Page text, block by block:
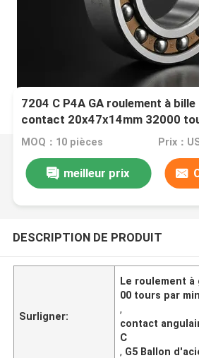
7204 C P4A GA roulement à
contact 20x47x14mm 32000
grande vitesse avec précision
contact de 15° pour broche CNC
MOQ：10 pièces Prix：
meilleur prix
DESCRIPTION DE PRODUIT
Surligner:
Le roulement à
00 tours par
,
contact
C
, G5 Ballon